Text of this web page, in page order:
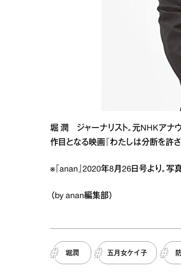
堀 潤 ジャーナリスト。元NHKアナウ
作目となる映画『わたしは分断を許さ
※『anan』2020年8月26日号より。
（by anan編集部）
堀潤 五月女ケイ子